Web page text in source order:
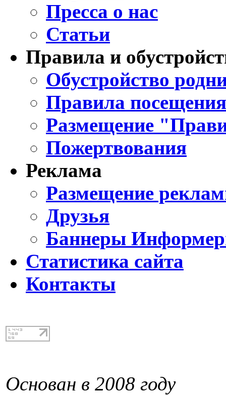
Пресса о нас
Статьи
Правила и
Обустройство
Правила
Размещение
Пожертвования
Реклама
Размещение
Друзья
Баннеры
Статистика сайта
Контакты
Основан в 2008 году